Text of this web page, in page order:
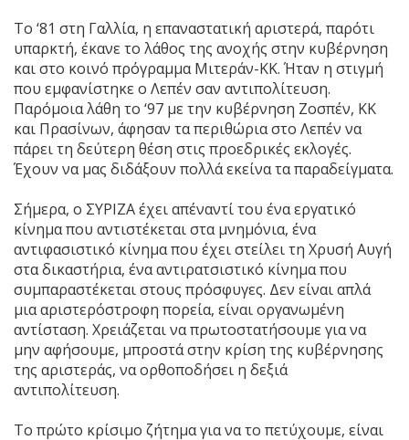
Το ‘81 στη Γαλλία, η επαναστατική αριστερά, παρότι
υπαρκτή, έκανε το λάθος της ανοχής στην κυβέρνηση
και στο κοινό πρόγραμμα Μιτεράν-ΚΚ. Ήταν η στιγμή
που εμφανίστηκε ο Λεπέν σαν αντιπολίτευση.
Παρόμοια λάθη το ‘97 με την κυβέρνηση Ζοσπέν, ΚΚ
και Πρασίνων, άφησαν τα περιθώρια στο Λεπέν να
πάρει τη δεύτερη θέση στις προεδρικές εκλογές.
Έχουν να μας διδάξουν πολλά εκείνα τα παραδείγματα.
Σήμερα, ο ΣΥΡΙΖΑ έχει απέναντί του ένα εργατικό
κίνημα που αντιστέκεται στα μνημόνια, ένα
αντιφασιστικό κίνημα που έχει στείλει τη Χρυσή Αυγή
στα δικαστήρια, ένα αντιρατσιστικό κίνημα που
συμπαραστέκεται στους πρόσφυγες. Δεν είναι απλά
μια αριστερόστροφη πορεία, είναι οργανωμένη
αντίσταση. Χρειάζεται να πρωτοστατήσουμε για να
μην αφήσουμε, μπροστά στην κρίση της κυβέρνησης
της αριστεράς, να ορθοποδήσει η δεξιά
αντιπολίτευση.
Το πρώτο κρίσιμο ζήτημα για να το πετύχουμε, είναι